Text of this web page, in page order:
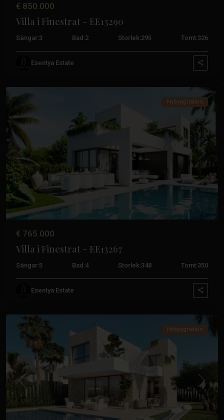
€ 850.000
Villa i Finestrat – EE13290
Sängar:3 Bad:2 Storlek:295 Tomt:326
Esentya Estate
Cortina,
Tidigare Nästa
Nybyggnation
€ 765.000
Villa i Finestrat – EE13267
Sängar:5 Bad:4 Storlek:348 Tomt:350
Esentya Estate
Tidigare Nästa
Nybyggnation